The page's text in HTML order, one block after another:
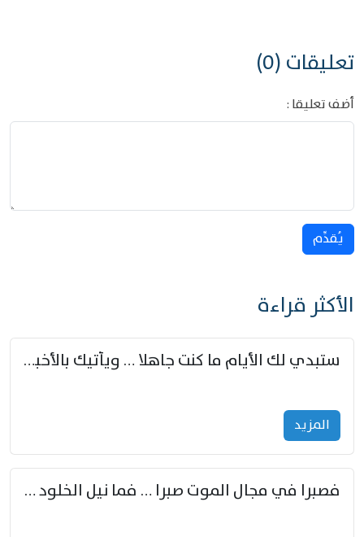
تعليقات (0)
أضف تعليقا :
يُقدِّم
الأكثر قراءة
ستبدي لك الأيام ما كنت جاهلا … ويأتيك بالأخبار من لم تزوّد
المزید
فصبرا في مجال الموت صبرا … فما نيل الخلود بمستطاع